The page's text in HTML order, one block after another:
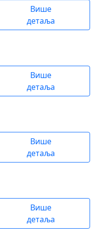
Више
детаља
Више
детаља
Више
детаља
Више
детаља